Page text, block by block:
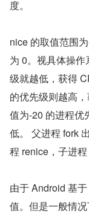
度。
nice 的取值范围
为 0。视具体操
级就越低，获得
的优先级则越高
值为-20 的进程优
低。 父进程 fork
程 renice，子进程
由于 Android 基
值。但是一般情